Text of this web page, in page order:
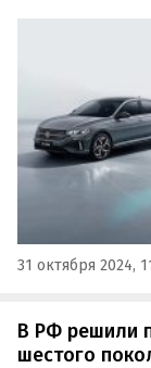
31 октября 2024,
В РФ решили
шестого